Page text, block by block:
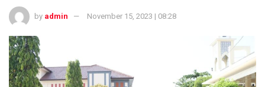
by admin November 15, 2023 | 08:28